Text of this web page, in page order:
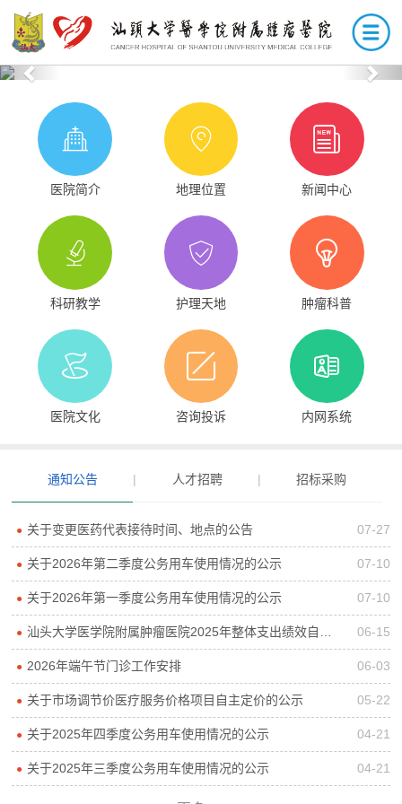
Previous
医院简介 地理位置 新闻中心
科研教学 护理天地 肿瘤科普
医院文化 咨询投诉 内网系统
通知公告 | 人才招聘 | 招标采购
● 关于变更医药代表接待时间、地点的公告 07-27
● 关于2026年第二季度公务用车使用情况的公示 07-10
● 关于2026年第一季度公务用车使用情况的公示 07-10
● 汕头大学医学院附属肿瘤医院2025年整体支出绩效自评报告 06-15
● 2026年端午节门诊工作安排 06-03
● 关于市场调节价医疗服务价格项目自主定价的公示 05-22
● 关于2025年四季度公务用车使用情况的公示 04-21
● 关于2025年三季度公务用车使用情况的公示 04-21